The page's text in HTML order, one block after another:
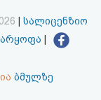
სალიცენზიო
ბმულზე